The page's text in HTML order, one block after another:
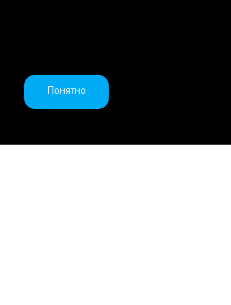
Понятно